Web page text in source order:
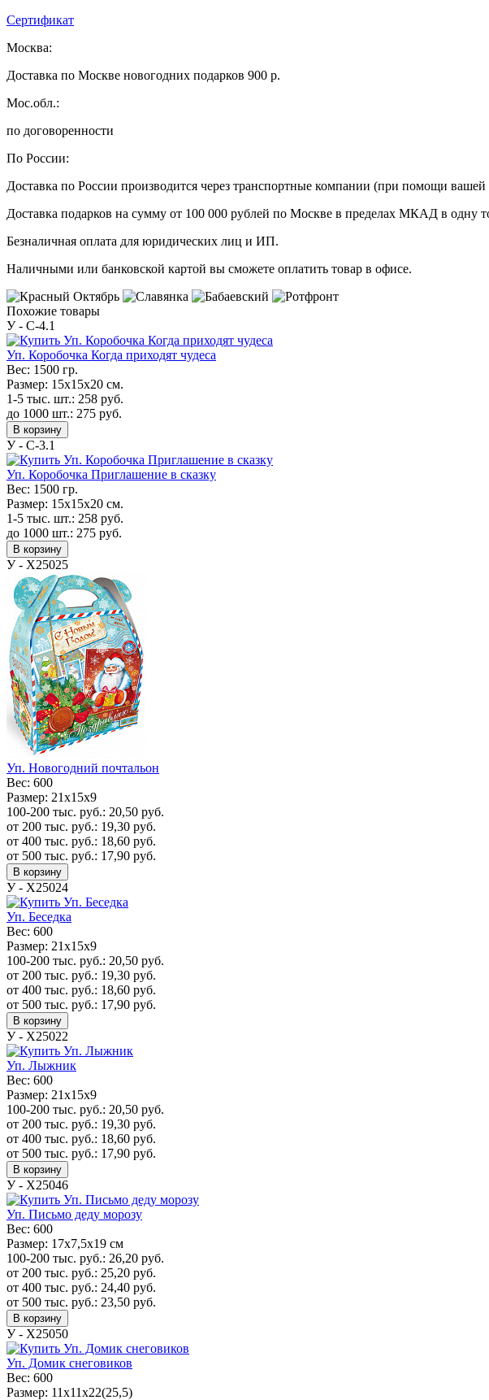
Сертификат
Москва:
Доставка по Москве новогодних подарков 900 р.
Мос.обл.:
по договоренности
По России:
Доставка по России производится через транспортные компании (при помощи
Доставка подарков на сумму от 100 000 рублей по Москве в пределах МКАД в одну
Безналичная оплата для юридических лиц и ИП.
Наличными или банковской картой вы сможете оплатить товар в офисе.
Похожие товары
У - C-4.1
Уп. Коробочка Когда приходят чудеса
Вес: 1500 гр.
Размер: 15х15х20 см.
1-5 тыс. шт.: 258 руб.
до 1000 шт.: 275 руб.
В корзину
У - C-3.1
Уп. Коробочка Приглашение в сказку
Вес: 1500 гр.
Размер: 15х15х20 см.
1-5 тыс. шт.: 258 руб.
до 1000 шт.: 275 руб.
В корзину
У - Х25025
Уп. Новогодний почтальон
Вес: 600
Размер: 21х15х9
100-200 тыс. руб.: 20,50 руб.
от 200 тыс. руб.: 19,30 руб.
от 400 тыс. руб.: 18,60 руб.
от 500 тыс. руб.: 17,90 руб.
В корзину
У - Х25024
Уп. Беседка
Вес: 600
Размер: 21х15х9
100-200 тыс. руб.: 20,50 руб.
от 200 тыс. руб.: 19,30 руб.
от 400 тыс. руб.: 18,60 руб.
от 500 тыс. руб.: 17,90 руб.
В корзину
У - Х25022
Уп. Лыжник
Вес: 600
Размер: 21х15х9
100-200 тыс. руб.: 20,50 руб.
от 200 тыс. руб.: 19,30 руб.
от 400 тыс. руб.: 18,60 руб.
от 500 тыс. руб.: 17,90 руб.
В корзину
У - Х25046
Уп. Письмо деду морозу
Вес: 600
Размер: 17x7,5x19 см
100-200 тыс. руб.: 26,20 руб.
от 200 тыс. руб.: 25,20 руб.
от 400 тыс. руб.: 24,40 руб.
от 500 тыс. руб.: 23,50 руб.
В корзину
У - Х25050
Уп. Домик снеговиков
Вес: 600
Размер: 11х11х22(25,5)